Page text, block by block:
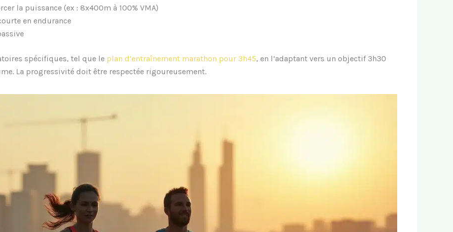
la puissance (ex : 8x400m à 100% VMA)
en endurance
spécifiques, tel que le plan d’entraînement marathon pour 3h45, en l’adaptant vers un objectif 3h30
La progressivité doit être respectée rigoureusement.